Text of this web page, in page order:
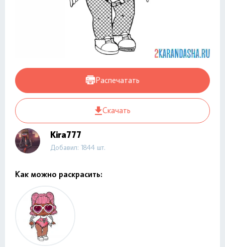
Распечатать
Скачать
Kira777
Добавил: 1844 шт.
Как можно раскрасить: